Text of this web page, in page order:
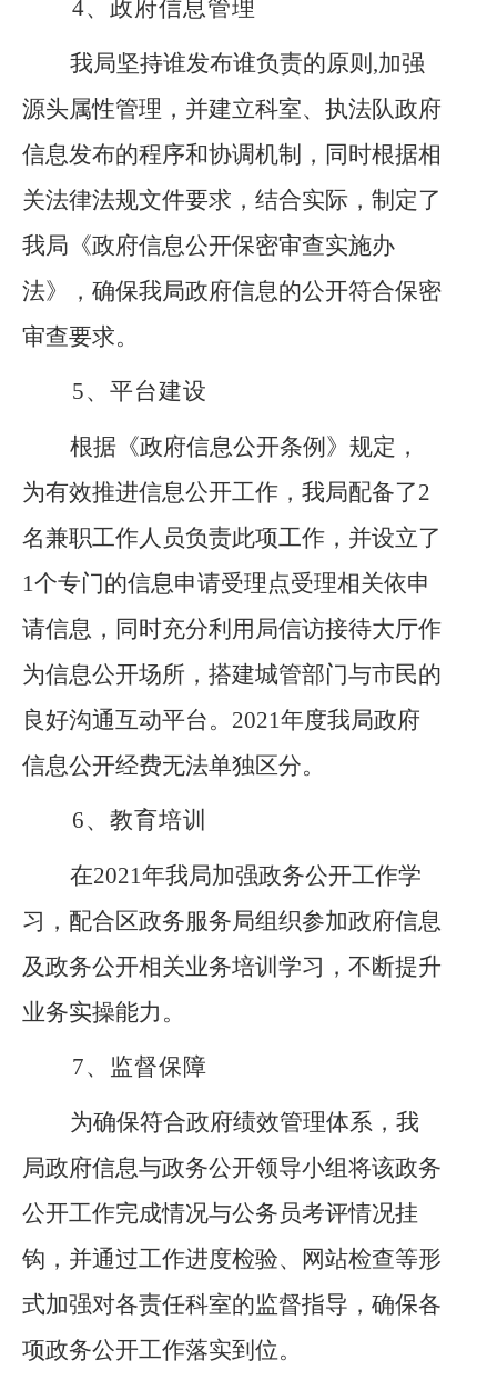
4、 政府信息管理
我局坚持谁发布谁负责的原则 ,加强
源头属性管理，并建立科室、执法队政府
信息发布的程序和协调机制，同时根据相
关法律法规文件要求，结合实际，制定了
我局《政府信息公开保密审查实施办
法》，确保我局政府信息的公开符合保密
审查要求。
5、 平台建设
根据《政府信息公开条例》规定，
为有效推进信息公开工作，我局配备了2
名兼职工作人员负责此项工作，并设立了
1个专门的信息申请受理点受理相关依申
请信息，同时充分利用局信访接待大厅作
为信息公开场所，搭建城管部门与市民的
良好沟通互动平台。2021年度我局政府
信息公开经费无法单独区分。
6、 教育培训
在2021年我局加强政务公开工作学
习，配合区政务服务局组织参加政府信息
及政务公开相关业务培训学习，不断提升
业务实操能力。
7、 监督保障
为确保符合政府绩效管理体系，我
局政府信息与政务公开领导小组将该政务
公开工作完成情况与公务员考评情况挂
钩，并通过工作进度检验、网站检查等形
式加强对各责任科室的监督指导，确保各
项政务公开工作落实到位。